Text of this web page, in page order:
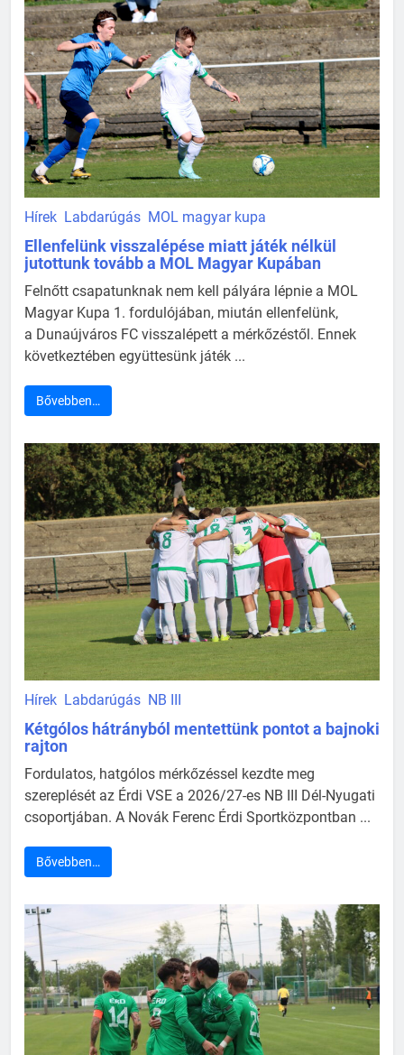
Hírek Labdarúgás MOL magyar kupa
Ellenfelünk visszalépése miatt játék nélkül
jutottunk tovább a MOL Magyar Kupában
Felnőtt csapatunknak nem kell pályára lépnie a MOL
Magyar Kupa 1. fordulójában, miután ellenfelünk,
a Dunaújváros FC visszalépett a mérkőzéstől. Ennek
következtében együttesünk játék ...
Bővebben…
Hírek Labdarúgás NB III
Kétgólos hátrányból mentettünk pontot a bajnoki
rajton
Fordulatos, hatgólos mérkőzéssel kezdte meg
szereplését az Érdi VSE a 2026/27-es NB III Dél-Nyugati
csoportjában. A Novák Ferenc Érdi Sportközpontban ...
Bővebben…